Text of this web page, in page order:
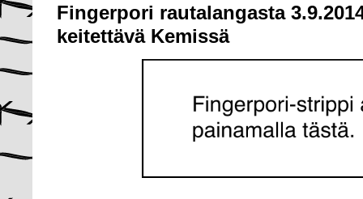
Fingerpori rautalangasta
keitettävä Kemissä